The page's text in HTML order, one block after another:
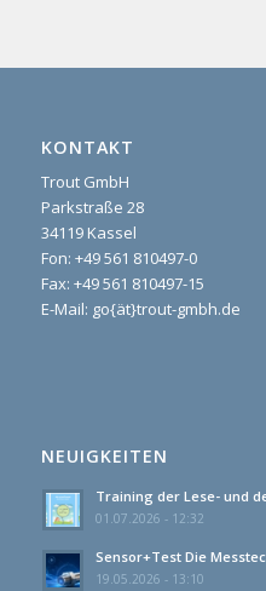
KONTAKT
Trout GmbH
Parkstraße 28
34119 Kassel
Fon: +49 561 810497-0
Fax: +49 561 810497-15
E-Mail: go{ät}trout-gmbh.de
NEUIGKEITEN
Training der Lese- und
01.07.2026 - 12:32
Sensor+Test Die
19.05.2026 - 13:10